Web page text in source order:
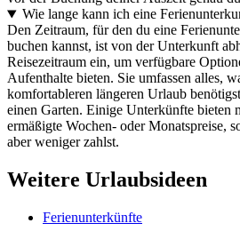
Wie lange kann ich eine
Den Zeitraum, für den du eine
buchen kannst, ist von der Unterkunft
Reisezeitraum ein, um verfügbare
Aufenthalte bieten. Sie umfassen alles,
komfortableren längeren Urlaub
einen Garten. Einige Unterkünfte bieten
ermäßigte Wochen- oder Monatspreise,
aber weniger zahlst.
Weitere Urlaubsideen
Ferienunterkünfte